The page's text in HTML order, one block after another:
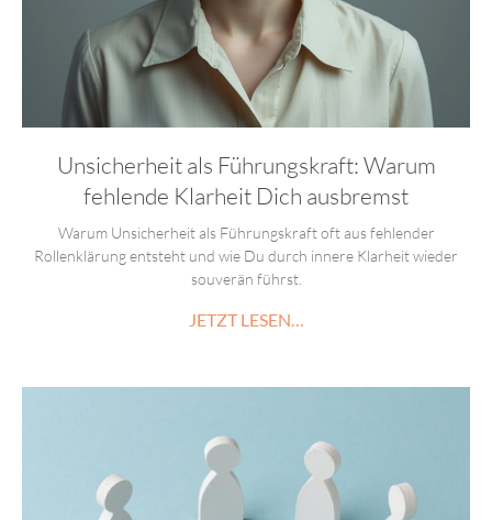
Unsicherheit als Führungskraft: Warum
fehlende Klarheit Dich ausbremst
Warum Unsicherheit als Führungskraft oft aus fehlender
Rollenklärung entsteht und wie Du durch innere Klarheit wieder
souverän führst.
JETZT LESEN…